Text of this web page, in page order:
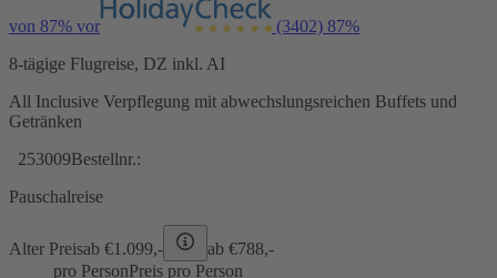
von 87% vor (3402) 87%
8-tägige Flugreise, DZ inkl. AI
All Inclusive Verpflegung mit abwechslungsreichen Buffets und
Getränken
253009Bestellnr.:
Pauschalreise
Alter Preisab €1.099,- ab €788,-
pro PersonPreis pro Person